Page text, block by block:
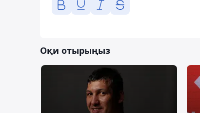
Оқи отырыңыз